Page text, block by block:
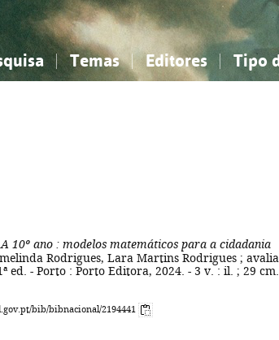
Temas Editores Tipo
10º ano : modelos matemáticos para a cidadania
Rodrigues, Lara Martins Rodrigues ;
ed. - Porto : Porto Editora, 2024. - 3 v. : il. ; 29
bib/bibnacional/2194441